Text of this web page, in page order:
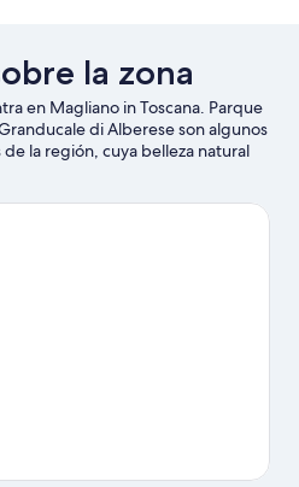
la zona
en Magliano in Toscana. Parque
di Alberese son algunos
la región, cuya belleza natural
de la Laguna de Orbetello y El
también merecen la pena.